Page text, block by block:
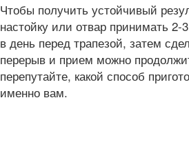
Чтобы получить устойчивый
настойку или отвар принимать 2-
в день перед трапезой, затем
перерыв и прием можно
перепутайте, какой способ
именно вам.